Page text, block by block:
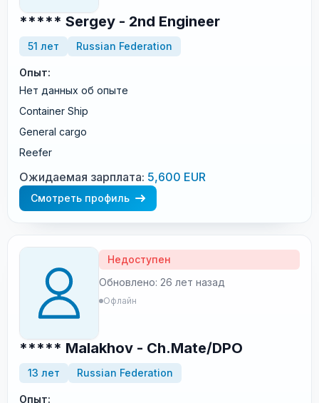
***** Sergey - 2nd Engineer
51 лет Russian Federation
Опыт:
Нет данных об опыте
Container Ship
General cargo
Reefer
Ожидаемая зарплата: 5,600 EUR
Смотреть профиль
Недоступен
Обновлено: 26 лет назад
Офлайн
***** Malakhov - Ch.Mate/DPO
13 лет Russian Federation
Опыт: